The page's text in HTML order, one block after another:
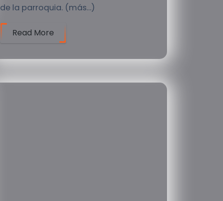
de la parroquia. (más…)
Read More